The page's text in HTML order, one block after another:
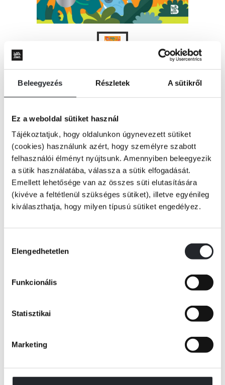
Beleegyezés Részletek A sütikről
Ez a weboldal sütiket használ
Tájékoztatjuk, hogy oldalunkon úgynevezett sütiket
(cookies) használunk azért, hogy személyre szabott
felhasználói élményt nyújtsunk. Amennyiben beleegyezik
a sütik használatába, válassza a sütik elfogadását.
Emellett lehetősége van az összes süti elutasítására
(kivéve a feltétlenül szükséges sütiket), illetve egyénileg
kiválaszthatja, hogy milyen típusú sütiket engedélyez.
kiválasztása
Elengedhetetlen
Funkcionális
Statisztikai
Marketing
KOSÁRBA
Ebben a könyvben szupermenő dinók várnak érdekes feladatokkal,
izgalmas játékokkal.
Színezz, számolj, gondolkodj, és díszítsd a képeket csillogó matricákkal!
Jó szórakozást!
KÖNYV ADATAI
VIDEÓK
RÉSZLET A KÖNYVBŐL